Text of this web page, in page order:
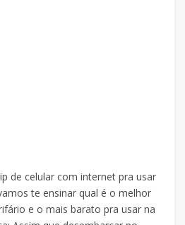
de celular com internet pra usar
te ensinar qual é o melhor
e o mais barato pra usar na